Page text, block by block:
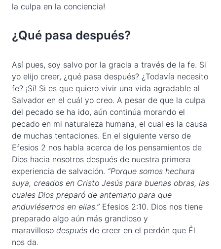
la culpa en la conciencia!
¿Qué pasa después?
Así pues, soy salvo por la gracia a través de la fe. Si
yo elijo creer, ¿qué pasa después? ¿Todavía necesito
fe? ¡Sí! Si es que quiero vivir una vida agradable al
Salvador en el cuál yo creo. A pesar de que la culpa
del pecado se ha ido, aún continúa morando el
pecado en mi naturaleza humana, el cual es la causa
de muchas tentaciones. En el siguiente verso de
Efesios 2 nos habla acerca de los pensamientos de
Dios hacia nosotros después de nuestra primera
experiencia de salvación. “Porque somos hechura
suya, creados en Cristo Jesús para buenas obras, las
cuales Dios preparó de antemano para que
anduviésemos en ellas.” Efesios 2:10. Dios nos tiene
preparado algo aún más grandioso y
maravilloso después de creer en el perdón que Él
nos da.